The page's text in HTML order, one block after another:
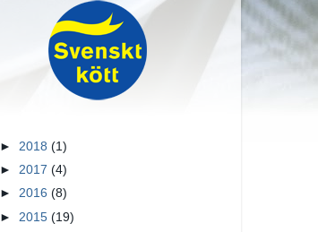
► 2018 (1)
► 2017 (4)
► 2016 (8)
► 2015 (19)